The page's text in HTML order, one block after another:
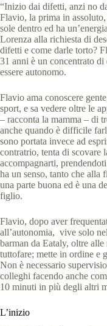
“Inizio dai difetti, anzi no
Flavio, la prima in
sole dentro ed ha
Lorenza alla richiesta di
difetti e come darle torto?
31 anni è un concentrato
essere autonomo.
Flavio ama conoscere
sport, e sa vedere oltre le
– racconta la mamma – di
anche quando è difficile
sono portata invece ad
contratrio, tenta di scovare
accompagnarti,
ha un senso, tanto che
una parte buona ed è una
figlio.
Flavio, dopo aver
all’autonomia, vive solo
barman da Eataly, oltre
tuttofare; mette in ordine e
Non è necessario
colleghi facendo anche
10 minuti in più degli altri
L’inizio